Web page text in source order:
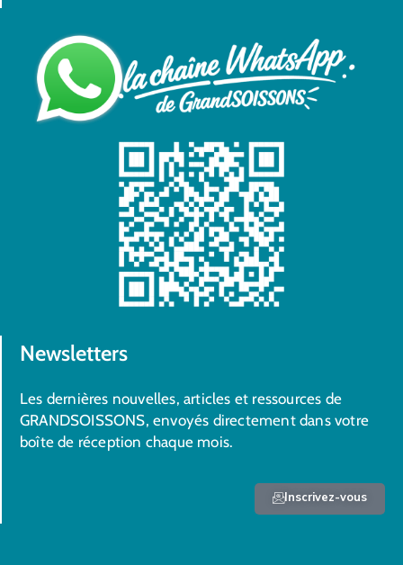
Newsletters
Les dernières nouvelles, articles et ressources de
GRANDSOISSONS, envoyés directement dans votre
boîte de réception chaque mois.
Inscrivez-vous